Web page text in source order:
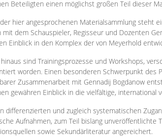
Beteiligten einen möglichst großen Teil dieser
hier angesprochenen Materialsammlung steht
mit dem Schauspieler, Regisseur und Dozenten
Einblick in den Komplex der von Meyerhold
sind Trainingsprozesse und Workshops,
worden. Einen besonderen Schwerpunkt des
Zusammenarbeit mit Gennadij Bogdanow
gewähren Einblick in die vielfältige,
differenzierten und zugleich systematischen
Aufnahmen, zum Teil bislang
sowie Sekundärliteratur angereichert.